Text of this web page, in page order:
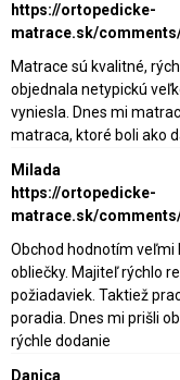
https://ortopedicke-
matrace.sk/
Matrace sú kvalitné,
objednala netypickú
vyniesla. Dnes mi
matraca, ktoré boli ako
Milada
https://ortopedicke-
matrace.sk/
Obchod hodnotím veľmi
obliečky. Majiteľ rýchlo
požiadaviek. Taktiež
poradia. Dnes mi prišli
rýchle dodanie
Danica